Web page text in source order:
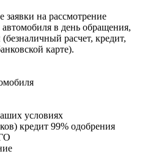
на рассмотрение
в день обращения,
расчет, кредит,
карте).
условиях
кредит 99% одобрения